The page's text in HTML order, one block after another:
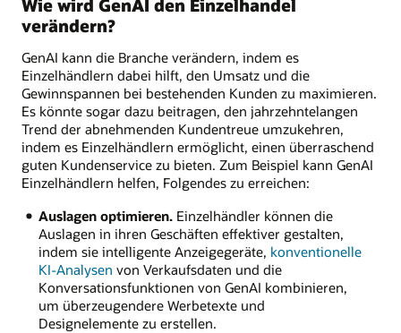
Wie wird GenAI den Einzelhandel
verändern?
GenAI kann die Branche verändern, indem es
Einzelhändlern dabei hilft, den Umsatz und die
Gewinnspannen bei bestehenden Kunden zu maximieren.
Es könnte sogar dazu beitragen, den jahrzehntelangen
Trend der abnehmenden Kundentreue umzukehren,
indem es Einzelhändlern ermöglicht, einen überraschend
guten Kundenservice zu bieten. Zum Beispiel kann GenAI
Einzelhändlern helfen, Folgendes zu erreichen:
Auslagen optimieren.Einzelhändler können die
Auslagen in ihren Geschäften effektiver gestalten,
indem sie intelligente Anzeigegeräte, konventionelle
KI-Analysen von Verkaufsdaten und die
Konversationsfunktionen von GenAI kombinieren,
um überzeugendere Werbetexte und
Designelemente zu erstellen.